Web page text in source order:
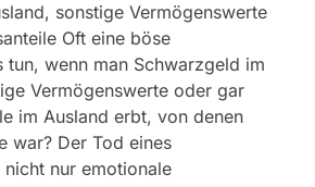
sonstige Vermögenswerte
Oft eine böse
tun, wenn man Schwarzgeld im
Vermögenswerte oder gar
im Ausland erbt, von denen
war? Der Tod eines
nur emotionale